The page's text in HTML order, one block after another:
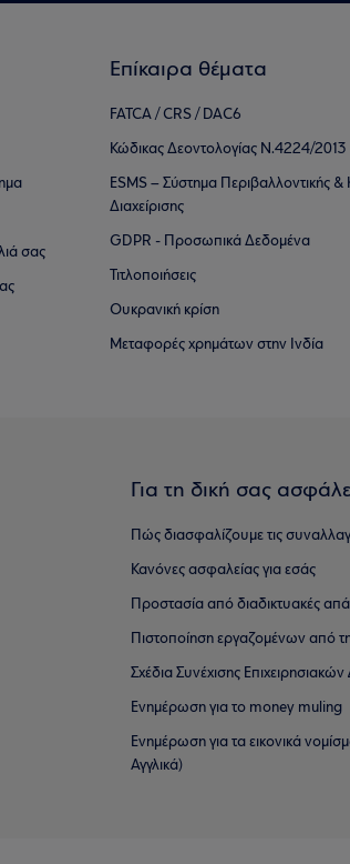
σας
Επίκαιρα θέματα
FATCA / CRS / DAC6
Κώδικας Δεοντολογίας Ν.4224/2013
ESMS – Σύστημα Περιβαλλοντικής &
Διαχείρισης
GDPR - Προσωπικά Δεδομένα
Τιτλοποιήσεις
Ουκρανική κρίση
Μεταφορές χρημάτων στην Ινδία
Για τη δική σας
Πώς διασφαλίζουμε τις
Κανόνες ασφαλείας για εσάς
Προστασία από διαδικτυακές
Πιστοποίηση εργαζομένων από
Σχέδια Συνέχισης
Ενημέρωση για το money muling
Ενημέρωση για τα εικονικά
Αγγλικά)